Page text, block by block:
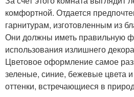
комфортной. Отдается
гарнитурам, изготовленным из
Они должны иметь правильную
использования излишнего
Цветовое оформление самое
зеленые, синие, бежевые цвета
оттенки, встречающиеся в